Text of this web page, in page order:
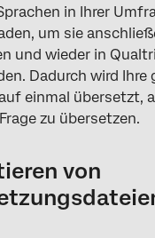
in Ihrer
um sie
und wieder in
Dadurch wird Ihre
einmal übersetzt,
zu übersetzen.
von